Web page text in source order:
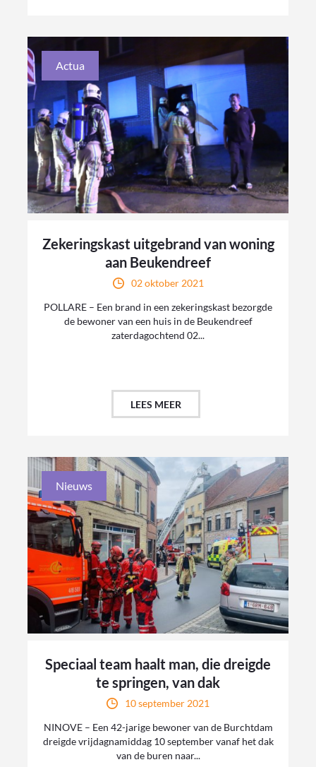
Actua
Zekeringskast uitgebrand van woning
aan Beukendreef
02 oktober 2021
POLLARE – Een brand in een zekeringskast bezorgde
de bewoner van een huis in de Beukendreef
zaterdagochtend 02...
LEES MEER
Nieuws
Speciaal team haalt man, die dreigde
te springen, van dak
10 september 2021
NINOVE – Een 42-jarige bewoner van de Burchtdam
dreigde vrijdagnamiddag 10 september vanaf het dak
van de buren naar...